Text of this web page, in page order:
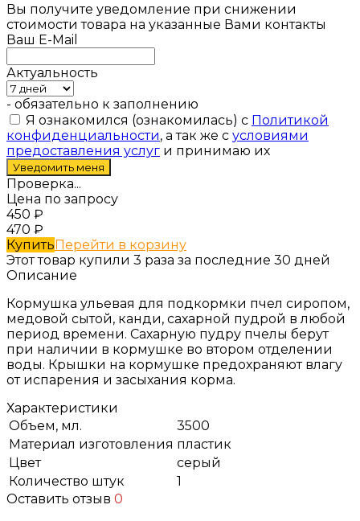
Вы получите уведомление при снижении
стоимости товара на указанные Вами контакты
Ваш E-Mail
Актуальность
- обязательно к заполнению
Я ознакомился (ознакомилась) с Политикой
конфиденциальности, а так же с условиями
предоставления услуг и принимаю их
Проверка...
Цена по запросу
450 ₽
470 ₽
КупитьПерейти в корзину
Этот товар купили 3 раза за последние 30 дней
Описание
Кормушка ульевая для подкормки пчел сиропом,
медовой сытой, канди, сахарной пудрой в любой
период времени. Сахарную пудру пчелы берут
при наличии в кормушке во втором отделении
воды. Крышки на кормушке предохраняют влагу
от испарения и засыхания корма.
Характеристики
Объем, мл.
3500
Материал изготовления пластик
Цвет
серый
Количество штук
1
Оставить отзыв 0